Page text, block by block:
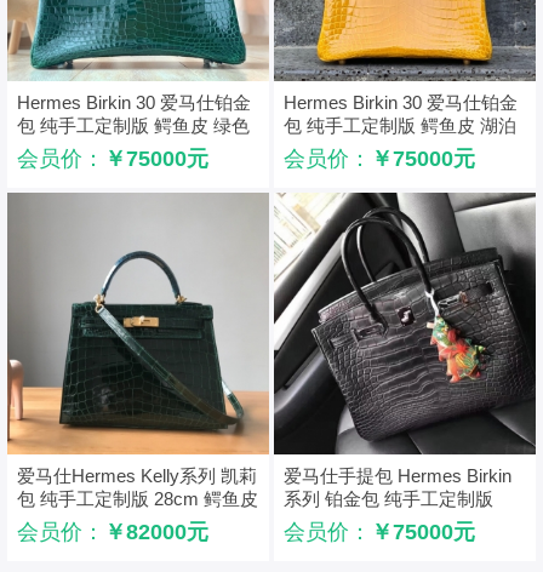
Hermes Birkin 30 爱马仕铂金
包 纯手工定制版 鳄鱼皮 绿色
会员价： ￥75000元
Hermes Birkin 30 爱马仕铂金
包 纯手工定制版 鳄鱼皮 湖泊
黄
会员价： ￥75000元
爱马仕Hermes Kelly系列 凯莉
包 纯手工定制版 28cm 鳄鱼皮
祖母绿
会员价： ￥82000元
爱马仕手提包 Hermes Birkin
系列 铂金包 纯手工定制版
30cm 鳄鱼皮 黑色
会员价： ￥75000元